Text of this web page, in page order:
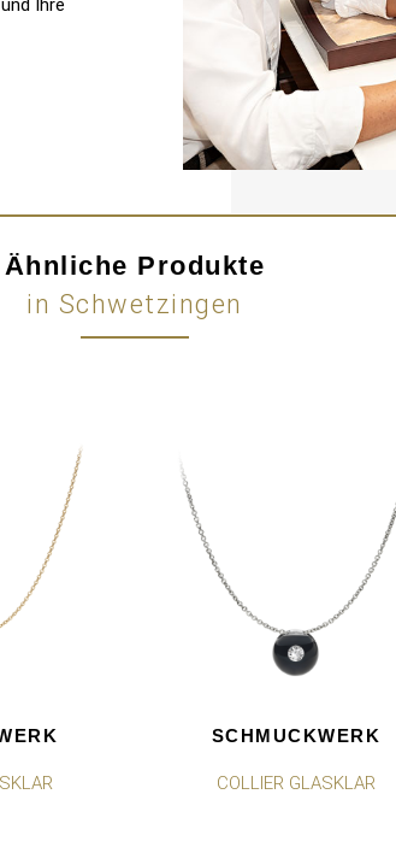
Ihre
Ähnliche Produkte
in Schwetzingen
SCHMUCKWERK
COLLIER GLASKLAR